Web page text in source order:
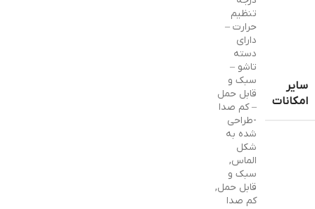
سایر
امکانات
تنظیم
حرارت –
دارای
دسته
تاشو –
سبک و
قابل حمل
– کم صدا
-طراحی
شده به
شکل
الماس,
سبک و
قابل حمل,
کم صدا